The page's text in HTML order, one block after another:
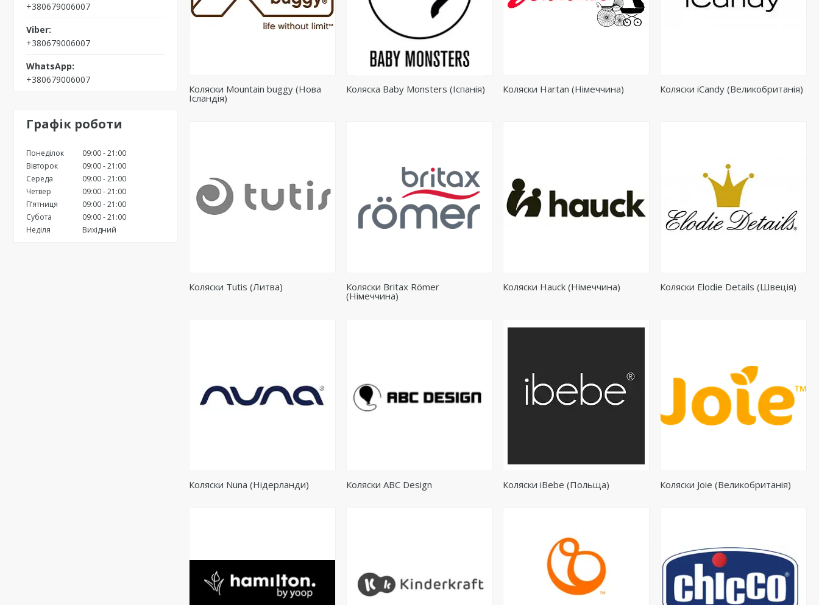
+380679006007
+380679006007
+380679006007
Графік роботи
Понеділок 09:00 21:00
Вівторок
09:00 21:00
Середа
09:00 21:00
Четвер
09:00 21:00
Пʼятниця
09:00 21:00
Субота
09:00 21:00
Неділя
Вихідний
Коляски Mountain buggy (Нова
Ісландія)
Коляска Baby Monsters (Іспанія) Коляски Hartan (Німеччина) Коляски iCandy (Великобританія)
Коляски Tutis (Литва) Коляски Britax Römer
(Німеччина)
Коляски Hauck (Німеччина) Коляски Elodie Details (Швеція)
Коляски Nuna (Нідерланди) Коляски ABC Design Коляски iBebe (Польща) Коляски Joie (Великобританія)